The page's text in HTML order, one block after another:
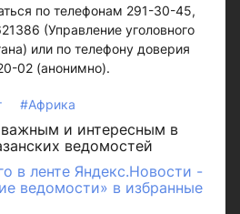
по телефонам 291-30-45,
(Управление уголовного
или по телефону доверия
02 (анонимно).
#Африка
и интересным в
ведомостей
в ленте Яндекс.Новости -
ведомости» в избранные